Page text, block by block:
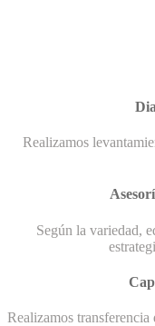
Realizamos
Según la variedad,
Realizamos